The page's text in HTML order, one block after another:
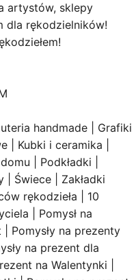
artystów, sklepy
dla rękodzielników!
handmade | Grafiki
| Kubki i ceramika |
| Podkładki |
| Świece | Zakładki
rękodzieła | 10
| Pomysł na
Pomysły na prezenty
na prezent dla
na Walentynki |